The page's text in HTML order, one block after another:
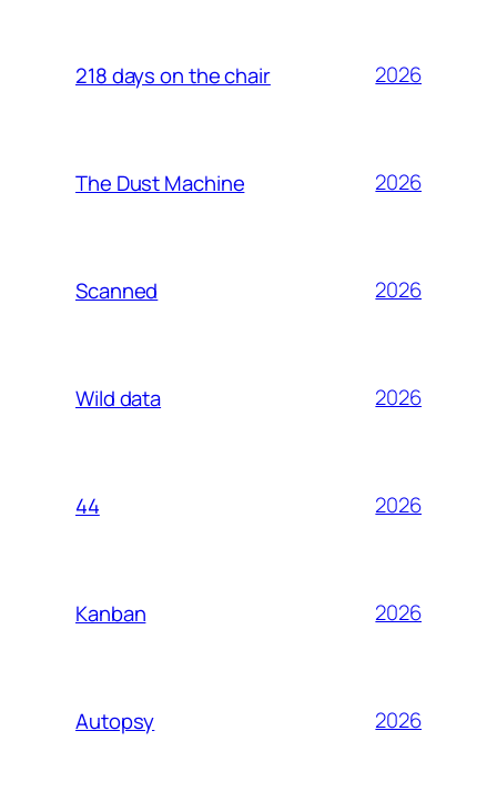
218 days on the chair 2026
The Dust Machine 2026
Scanned 2026
Wild data 2026
44 2026
Kanban 2026
Autopsy 2026